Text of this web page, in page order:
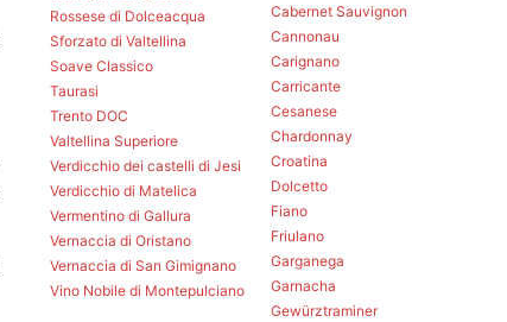
Rossese di Dolceacqua
Sforzato di Valtellina
Soave Classico
Taurasi
Trento DOC
Valtellina Superiore
Verdicchio dei castelli di Jesi
Verdicchio di Matelica
Vermentino di Gallura
Vernaccia di Oristano
Vernaccia di San Gimignano
Vino Nobile di Montepulciano
Cabernet Sauvignon
Cannonau
Carignano
Carricante
Cesanese
Chardonnay
Croatina
Dolcetto
Fiano
Friulano
Garganega
Garnacha
Gewürztraminer